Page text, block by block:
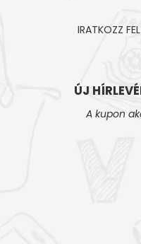
IRATKOZZ
ÚJ
A kupon